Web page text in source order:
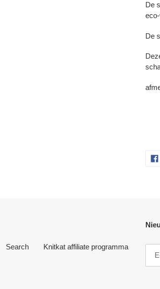
De
De
Search Knitkat affiliate programma
voegen en uw eerder opgeslagen
Login